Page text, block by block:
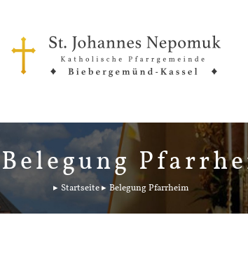
Belegung
Startseite Belegung Pfarrheim